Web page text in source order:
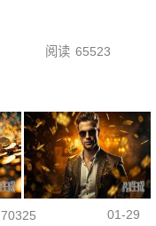
阅读 65523
70325 01-29